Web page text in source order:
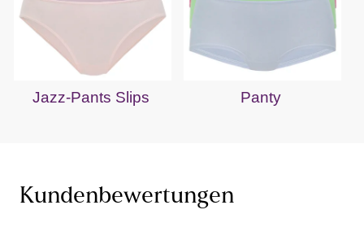
Jazz-Pants Slips Panty
Kundenbewertungen